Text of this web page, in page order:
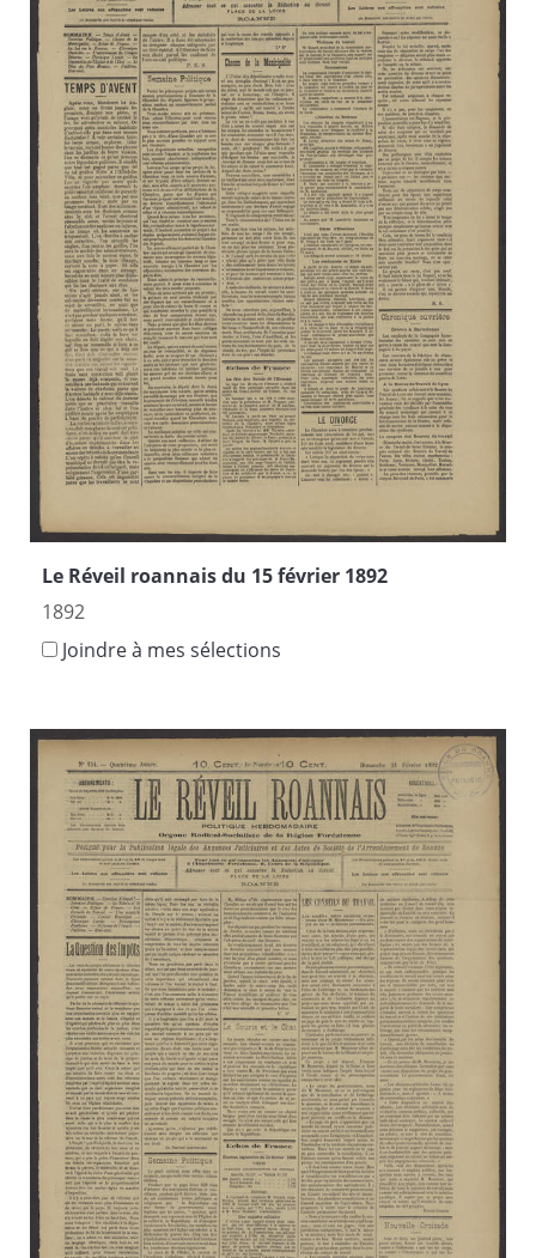
Le Réveil roannais du 15 février 1892
1892
Joindre à mes sélections